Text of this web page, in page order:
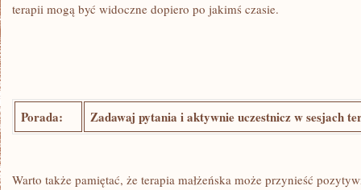
terapii mogą być widoczne dopiero po jakimś czasie.
Porada: Zadawaj ‌pytania i aktywnie uczestnicz⁢ w sesjach
Warto także pamiętać, że terapia małżeńska może przynieść